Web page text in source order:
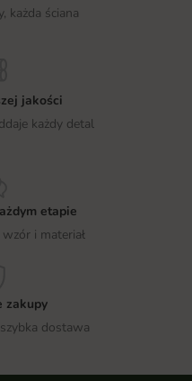
każda ściana
jakości
każdy detal
etapie
i materiał
zakupy
dostawa